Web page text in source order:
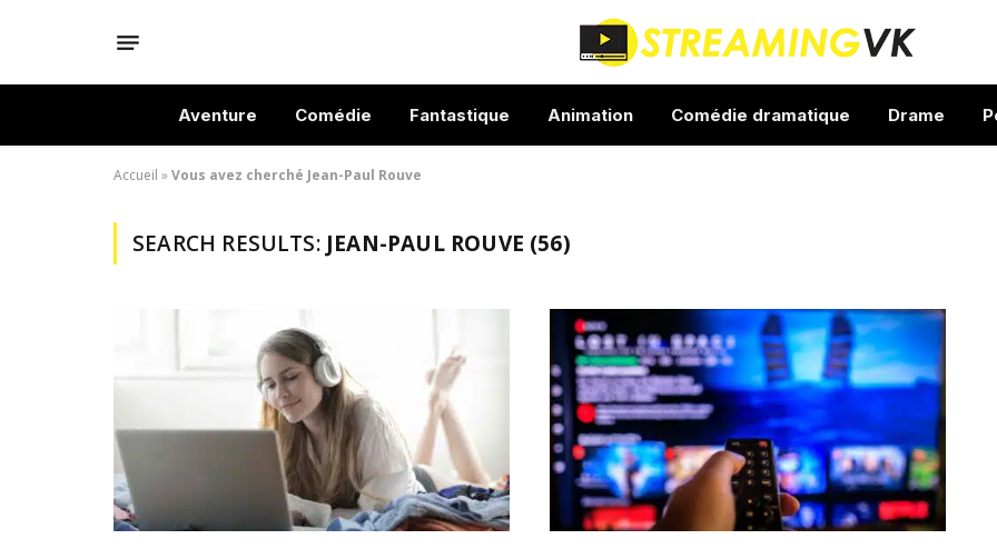
Aventure Comédie Fantastique Animation Comédie dramatique Drame
Accueil »Vous avez cherché Jean-Paul Rouve
SEARCH RESULTS: JEAN-PAUL ROUVE (56)